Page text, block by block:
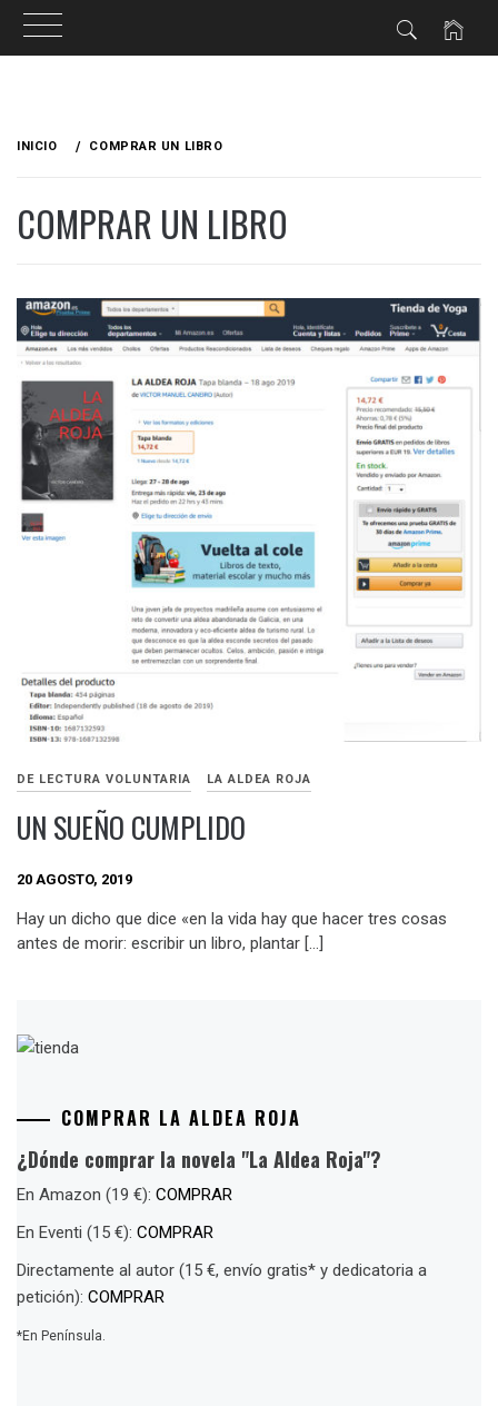
INICIO COMPRAR UN LIBRO
COMPRAR UN LIBRO
DE LECTURA VOLUNTARIA LA ALDEA ROJA
UN SUEÑO CUMPLIDO
20 AGOSTO, 2019
Hay un dicho que dice «en la vida hay que hacer tres cosas
antes de morir: escribir un libro, plantar […]
COMPRAR LA ALDEA ROJA
¿Dónde comprar la novela "La Aldea Roja"?
En Amazon (19 €): COMPRAR
En Eventi (15 €): COMPRAR
Directamente al autor (15 €, envío gratis* y dedicatoria a
petición): COMPRAR
*En Península.